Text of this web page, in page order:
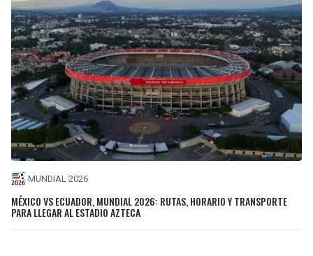
MUNDIAL 2026
MÉXICO VS ECUADOR, MUNDIAL 2026: RUTAS, HORARIO Y TRANSPORTE
PARA LLEGAR AL ESTADIO AZTECA